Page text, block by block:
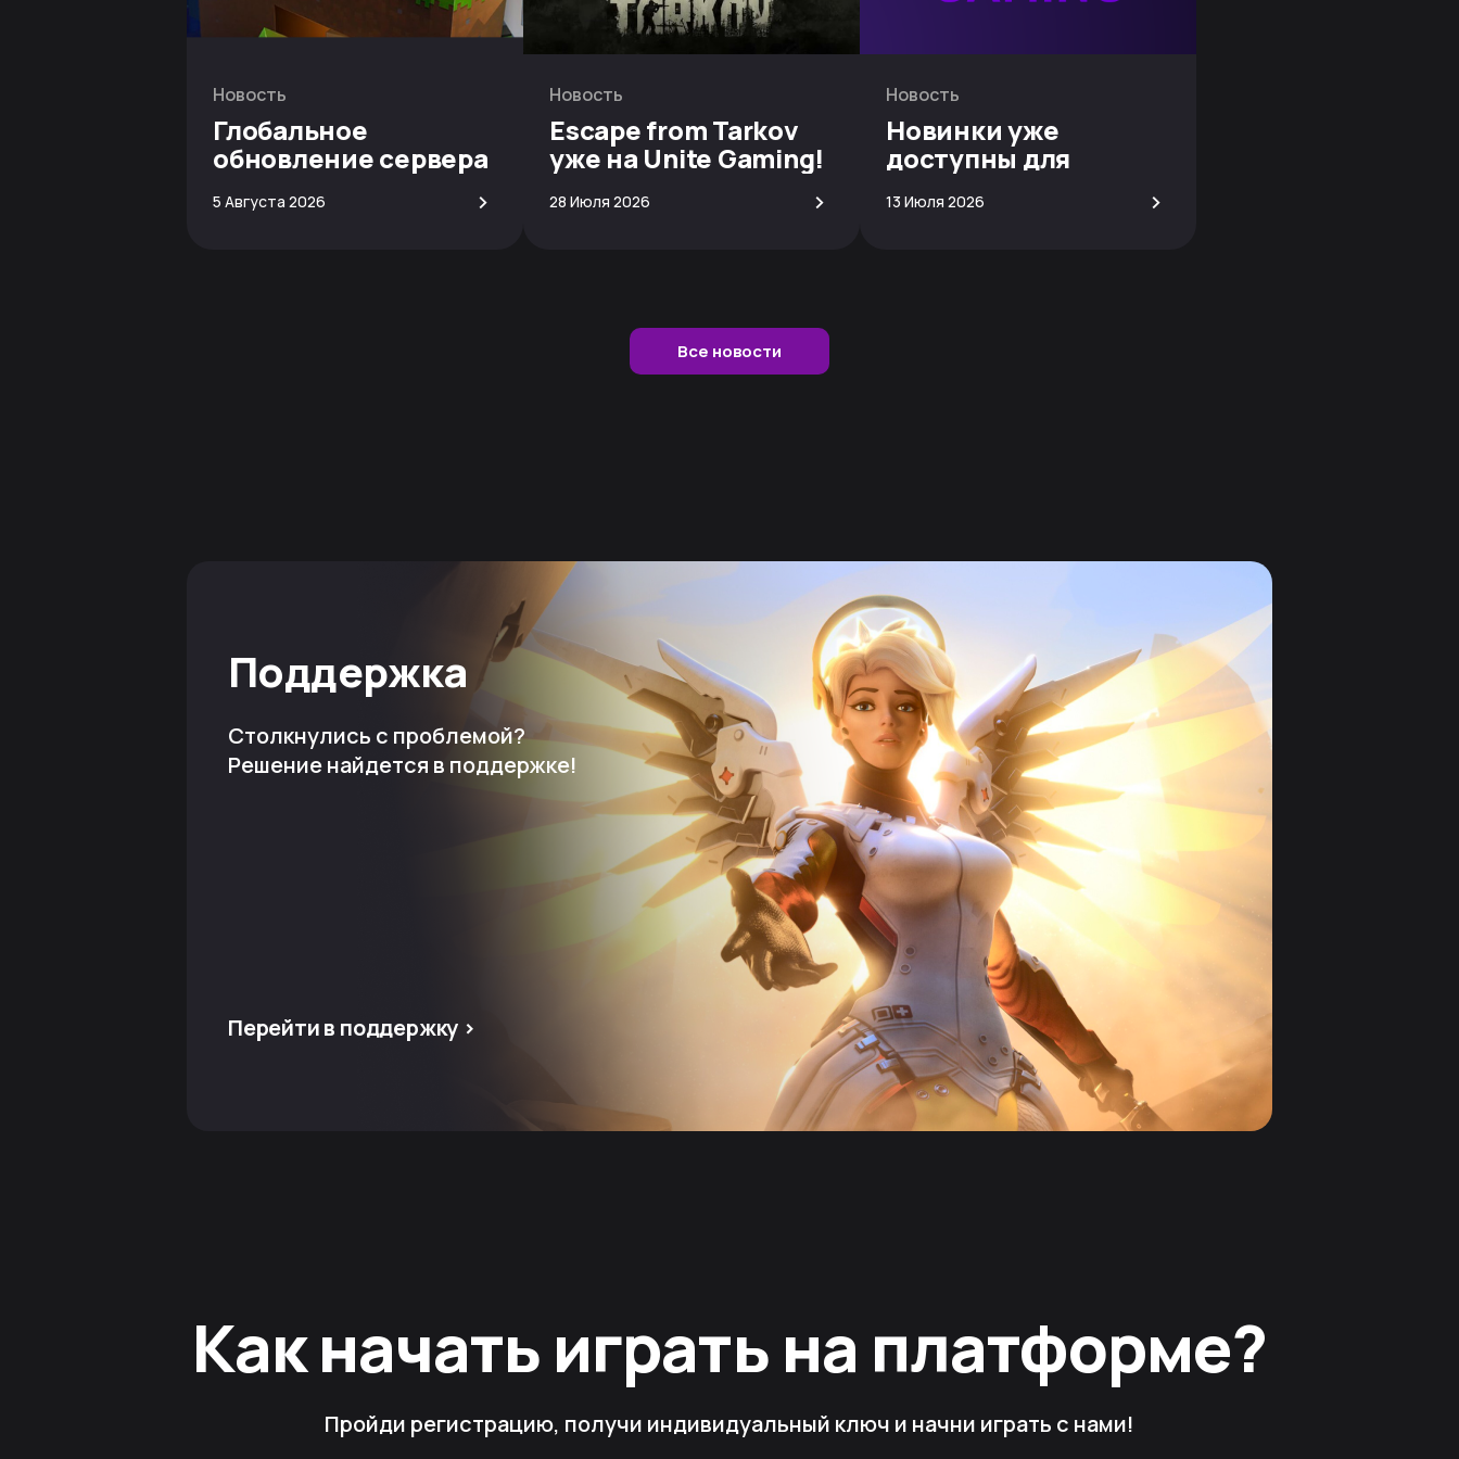
Новость
Глобальное
обновление сервера
5 Августа 2026 >
Новость
Escape from Tarkov
уже на Unite Gaming!
28 Июля 2026 >
Новость
Новинки уже
доступны для
13 Июля 2026 >
Все новости
Поддержка
Столкнулись с проблемой?
Решение найдется в поддержке!
Перейти в поддержку >
Как начать играть на платформе?
Пройди регистрацию, получи индивидуальный ключ и начни играть с нами!